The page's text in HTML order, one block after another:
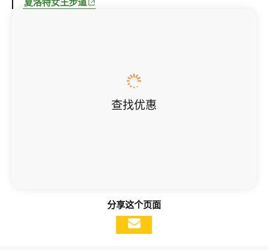
夏洛特女王步道
查找优惠
分享这个页面